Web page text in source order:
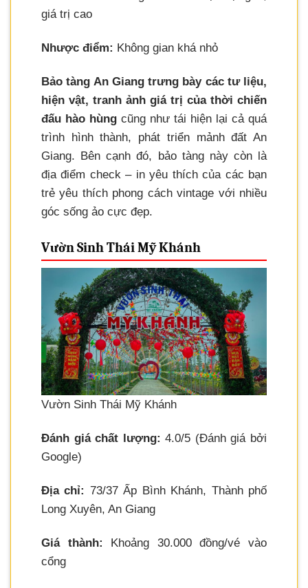
giá trị cao
Nhược điểm: Không gian khá nhỏ
Bảo tàng An Giang trưng bày các tư liệu,
hiện vật, tranh ảnh giá trị của thời chiến
đấu hào hùng cũng như tái hiện lại cả quá
trình hình thành, phát triển mảnh đất An
Giang. Bên cạnh đó, bảo tàng này còn là
địa điểm check – in yêu thích của các bạn
trẻ yêu thích phong cách vintage với nhiều
góc sống ảo cực đẹp.
Vườn Sinh Thái Mỹ Khánh
Vườn Sinh Thái Mỹ Khánh
Đánh giá chất lượng: 4.0/5 (Đánh giá bởi
Google)
Địa chỉ: 73/37 Ấp Bình Khánh, Thành phố
Long Xuyên, An Giang
Giá thành: Khoảng 30.000 đồng/vé vào
cổng